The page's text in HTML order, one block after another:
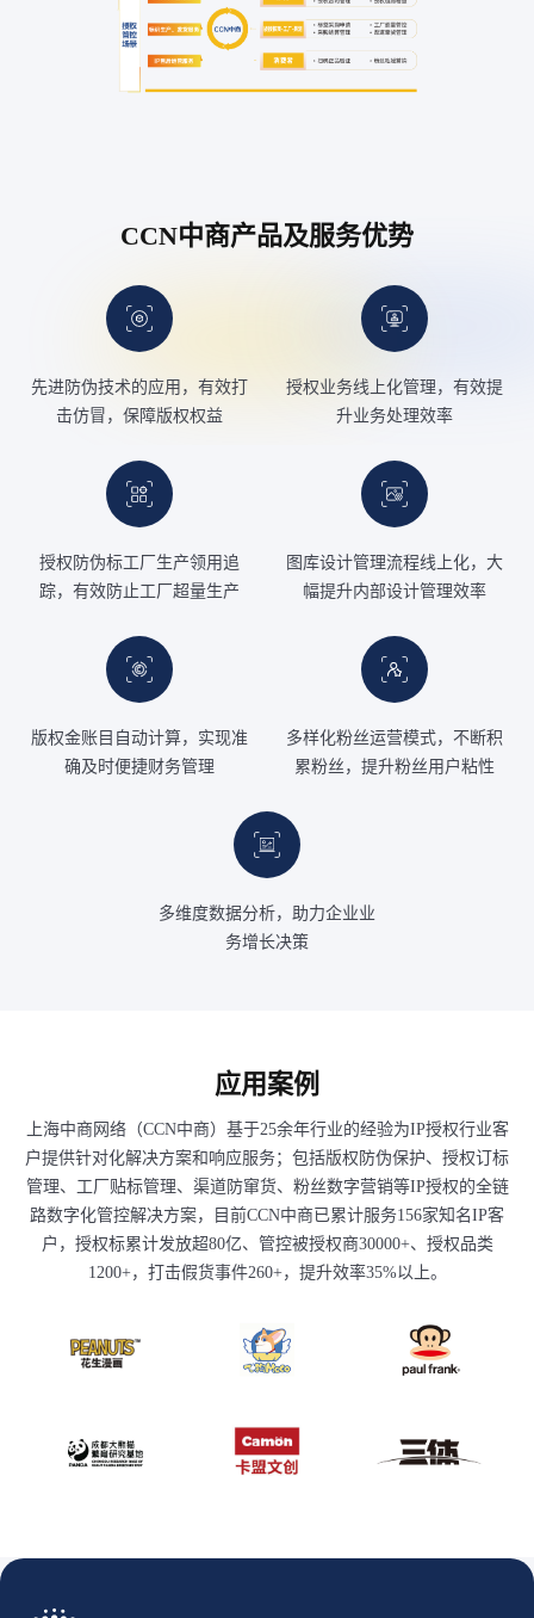
CCN中商产品及服务优势
先进防伪技术的应用，有效打
击仿冒，保障版权权益
授权业务线上化管理，有效提
升业务处理效率
授权防伪标工厂生产领用追
踪，有效防止工厂超量生产
图库设计管理流程线上化，大
幅提升内部设计管理效率
版权金账目自动计算，实现准
确及时便捷财务管理
多样化粉丝运营模式，不断积
累粉丝，提升粉丝用户粘性
多维度数据分析，助力企业业
务增长决策
应用案例
上海中商网络（CCN中商）基于25余年行业的经验为IP授权行业客
户提供针对化解决方案和响应服务；包括版权防伪保护、授权订标
管理、工厂贴标管理、渠道防窜货、粉丝数字营销等IP授权的全链
路数字化管控解决方案，目前CCN中商已累计服务156家知名IP客
户，授权标累计发放超80亿、管控被授权商30000+、授权品类
1200+，打击假货事件260+，提升效率35%以上。